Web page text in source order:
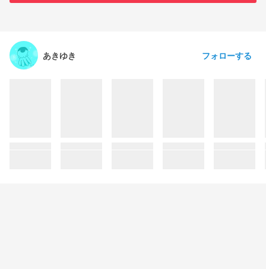
あきゆき フォローする